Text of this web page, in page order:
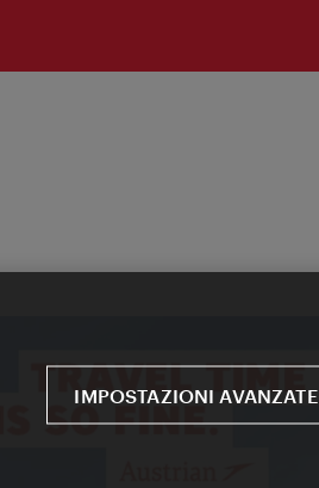
IMPOSTAZIONI AVANZATE